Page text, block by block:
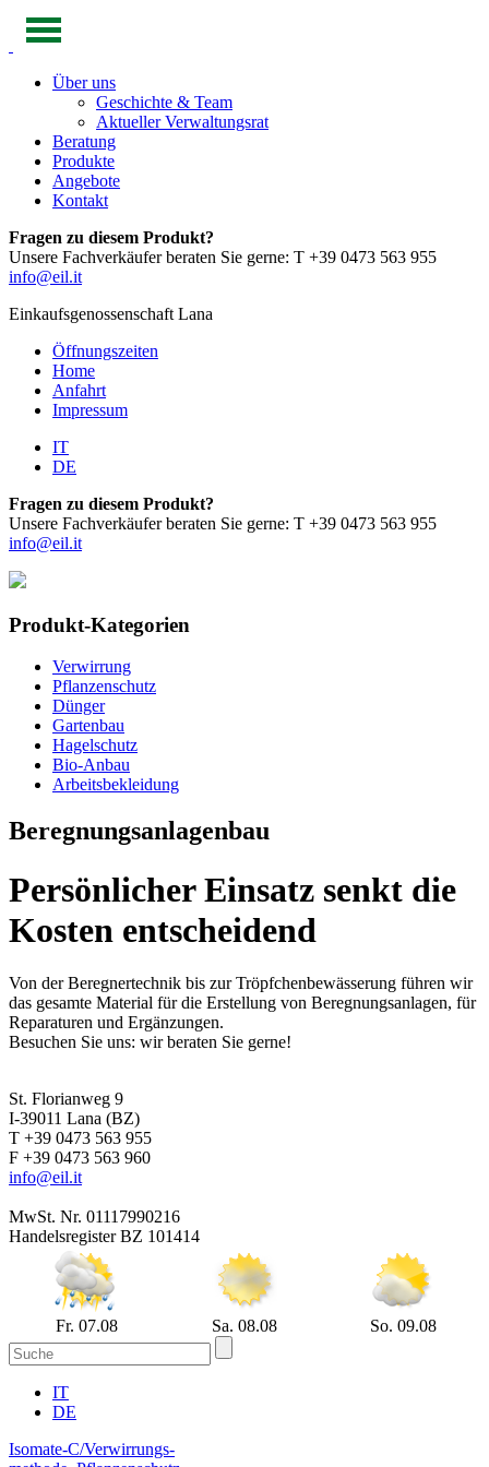
Über uns
Geschichte & Team
Aktueller Verwaltungsrat
Beratung
Produkte
Angebote
Kontakt
Fragen zu diesem Produkt?
Unsere Fachverkäufer beraten Sie gerne: T +39 0473 563 955
info@eil.it
Einkaufsgenossenschaft Lana
Öffnungszeiten
Home
Anfahrt
Impressum
IT
DE
Fragen zu diesem Produkt?
Unsere Fachverkäufer beraten Sie gerne: T +39 0473 563 955
info@eil.it
Produkt-Kategorien
Verwirrung
Pflanzenschutz
Dünger
Gartenbau
Hagelschutz
Bio-Anbau
Arbeitsbekleidung
Beregnungsanlagenbau
Persönlicher Einsatz senkt die
Kosten entscheidend
Von der Beregnertechnik bis zur Tröpfchenbewässerung führen wir
das gesamte Material für die Erstellung von Beregnungsanlagen, für
Reparaturen und Ergänzungen.
Besuchen Sie uns: wir beraten Sie gerne!
St. Florianweg 9
I-39011 Lana (BZ)
T +39 0473 563 955
F +39 0473 563 960
info@eil.it
MwSt. Nr. 01117990216
Handelsregister BZ 101414
Fr. 07.08 Sa. 08.08 So. 09.08
IT
DE
Isomate-C/Verwirrungs-